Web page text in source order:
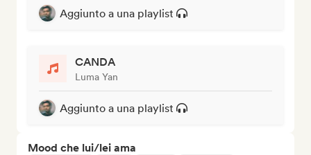
Aggiunto a una playlist
CANDA
Luma Yan
Aggiunto a una playlist
Mood che lui/lei ama